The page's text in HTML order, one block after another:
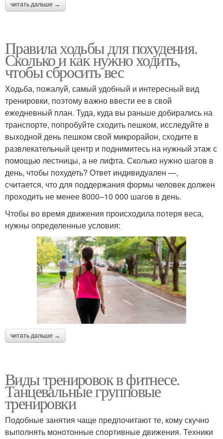
читать дальше →
Правила ходьбы для похудения.
Сколько и как нужно ходить,
чтобы сбросить вес
Ходьба, пожалуй, самый удобный и интересный вид
тренировки, поэтому важно ввести ее в свой
ежедневный план. Туда, куда вы раньше добирались на
транспорте, попробуйте сходить пешком, исследуйте в
выходной день пешком свой микрорайон, сходите в
развлекательный центр и поднимитесь на нужный этаж с
помощью лестницы, а не лифта. Сколько нужно шагов в
день, чтобы похудеть? Ответ индивидуален —,
считается, что для поддержания формы человек должен
проходить не менее 8000–10 000 шагов в день.
Чтобы во время движения происходила потеря веса,
нужны определенные условия:
читать дальше →
Виды тренировок в фитнесе.
Танцевальные групповые
тренировки
Подобные занятия чаще предпочитают те, кому скучно
выполнять монотонные спортивные движения. Техники